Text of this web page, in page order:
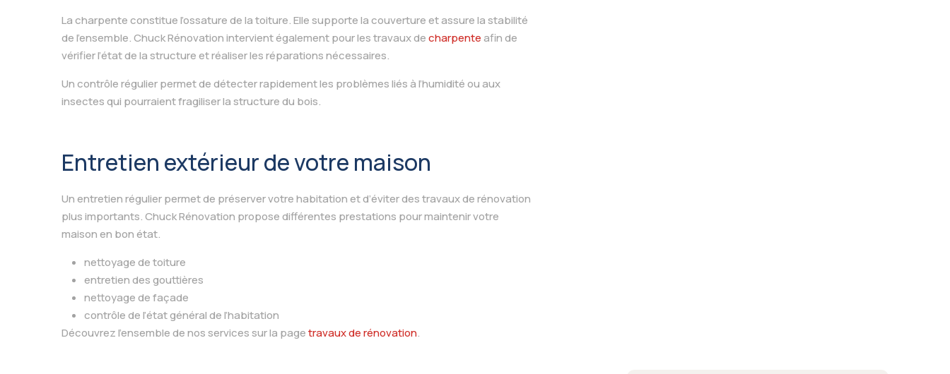
La charpente constitue l’ossature de la toiture. Elle supporte la couverture et assure la stabilité
de l’ensemble. Chuck Rénovation intervient également pour les travaux decharpenteafin de
vérifier l’état de la structure et réaliser les réparations nécessaires.
Un contrôle régulier permet de détecter rapidement les problèmes liés à l’humidité ou aux
insectes qui pourraient fragiliser la structure du bois.
Entretien extérieur de votre maison
Un entretien régulier permet de préserver votre habitation et d’éviter des travaux de rénovation
plus importants. Chuck Rénovation propose différentes prestations pour maintenir votre
maison en bon état.
nettoyage de toiture
entretien des gouttières
nettoyage de façade
contrôle de l’état général de l’habitation
Découvrez l’ensemble de nos services sur la pagetravaux de rénovation.